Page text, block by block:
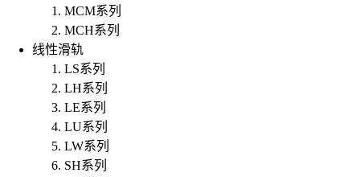
MCM系列
MCH系列
线性滑轨
LS系列
LH系列
LE系列
LU系列
LW系列
SH系列